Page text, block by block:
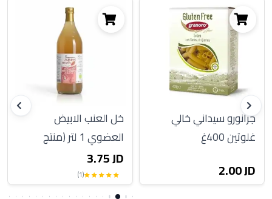
جرانورو سيداني خالي
غلوتين 400غ
2.00 JD
خل العنب الابيض
العضوي 1 لتر (منتج
ايطالي)
3.75 JD
(1)